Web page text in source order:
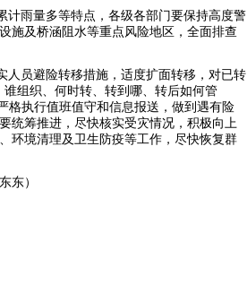
计雨量多等特点，各级各部门要保持高度警
施及桥涵阻水等重点风险地区，全面排查
人员避险转移措施，适度扩面转移，对已转
组织、何时转、转到哪、转后如何管
格执行值班值守和信息报送，做到遇有险
统筹推进，尽快核实受灾情况，积极向上
环境清理及卫生防疫等工作，尽快恢复群
东）